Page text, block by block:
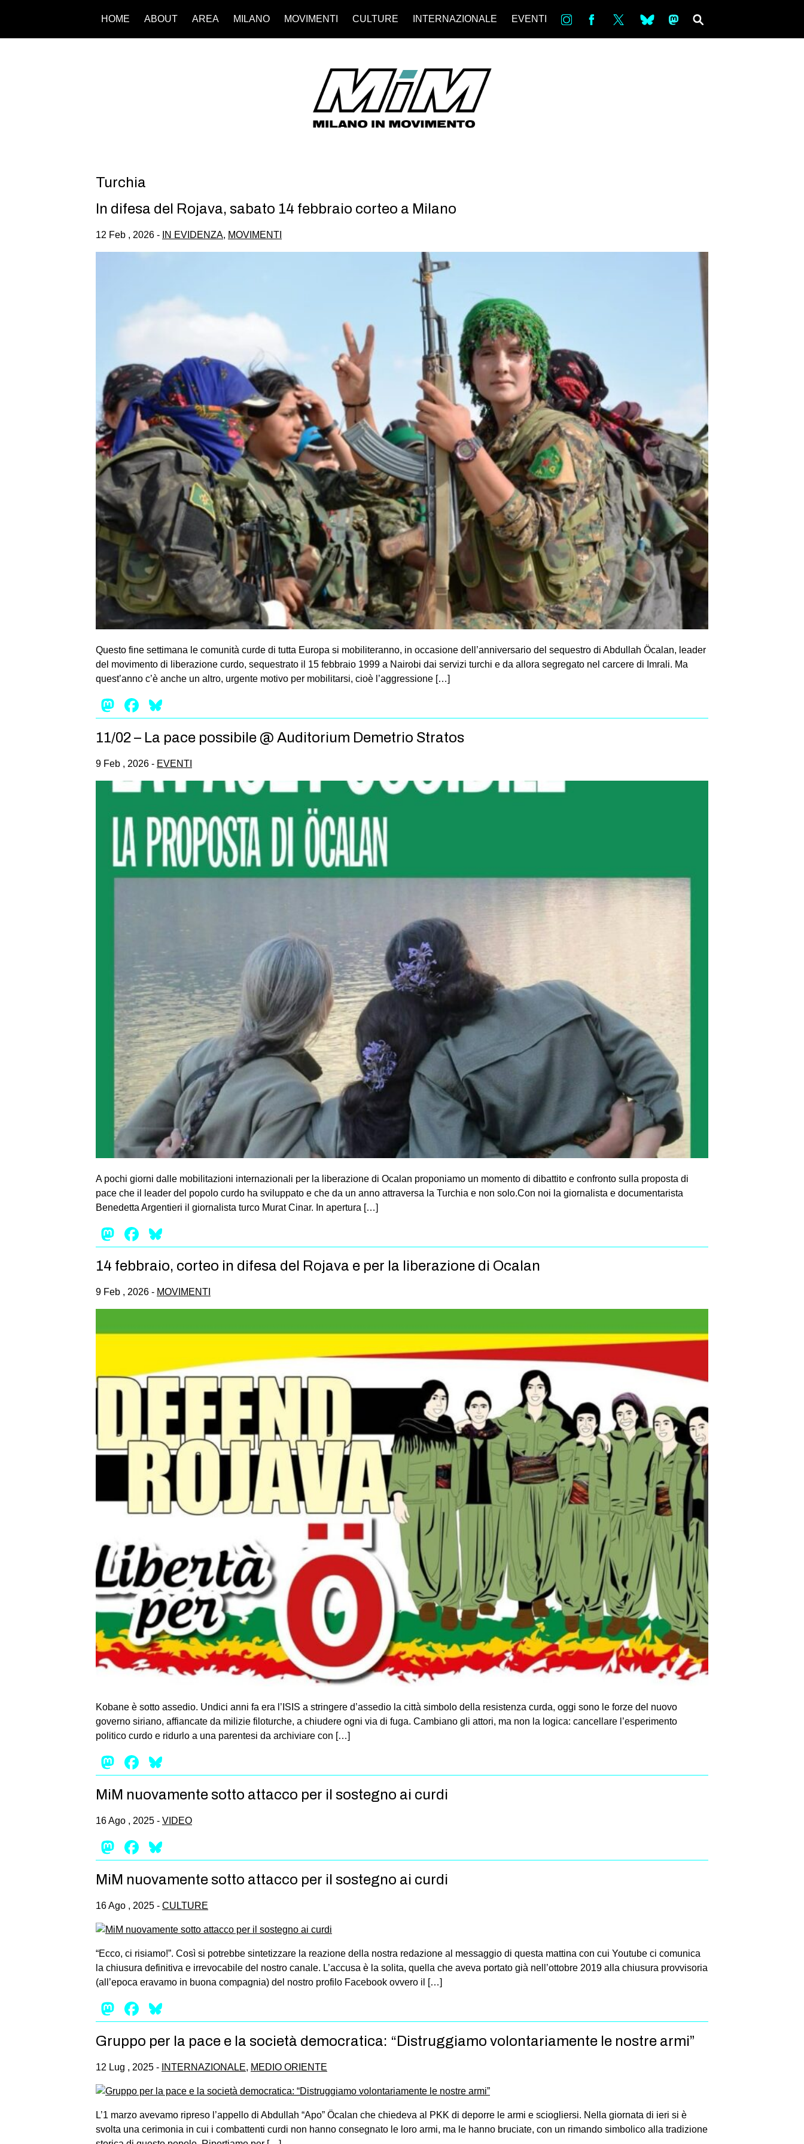
HOME ABOUT AREA MILANO MOVIMENTI CULTURE INTERNAZIONALE EVENTI in bsky ms
Turchia
In difesa del Rojava, sabato 14 febbraio corteo a Milano
12 Feb , 2026 - IN EVIDENZA, MOVIMENTI
Questo fine settimana le comunità curde di tutta Europa si mobiliteranno, in occasione dell’anniversario del sequestro di Abdullah Öcalan, leader
del movimento di liberazione curdo, sequestrato il 15 febbraio 1999 a Nairobi dai servizi turchi e da allora segregato nel carcere di Imrali. Ma
quest’anno c’è anche un altro, urgente motivo per mobilitarsi, cioè l’aggressione […]
Mastodon
Facebook
11/02 – La pace possibile @ Auditorium Demetrio Stratos
9 Feb , 2026 - EVENTI
A pochi giorni dalle mobilitazioni internazionali per la liberazione di Ocalan proponiamo un momento di dibattito e confronto sulla proposta di
pace che il leader del popolo curdo ha sviluppato e che da un anno attraversa la Turchia e non solo.Con noi la giornalista e documentarista
Benedetta Argentieri il giornalista turco Murat Cinar. In apertura […]
Mastodon
Facebook
14 febbraio, corteo in difesa del Rojava e per la liberazione di Ocalan
9 Feb , 2026 - MOVIMENTI
Kobane è sotto assedio. Undici anni fa era l’ISIS a stringere d’assedio la città simbolo della resistenza curda, oggi sono le forze del nuovo
governo siriano, affiancate da milizie filoturche, a chiudere ogni via di fuga. Cambiano gli attori, ma non la logica: cancellare l’esperimento
politico curdo e ridurlo a una parentesi da archiviare con […]
Mastodon
Facebook
MiM nuovamente sotto attacco per il sostegno ai curdi
16 Ago , 2025 - VIDEO
Mastodon
Facebook
MiM nuovamente sotto attacco per il sostegno ai curdi
16 Ago , 2025 - CULTURE
“Ecco, ci risiamo!”. Così si potrebbe sintetizzare la reazione della nostra redazione al messaggio di questa mattina con cui Youtube ci comunica
la chiusura definitiva e irrevocabile del nostro canale. L’accusa è la solita, quella che aveva portato già nell’ottobre 2019 alla chiusura provvisoria
(all’epoca eravamo in buona compagnia) del nostro profilo Facebook ovvero il […]
Mastodon
Facebook
Gruppo per la pace e la società democratica: “Distruggiamo volontariamente le nostre armi”
12 Lug , 2025 - INTERNAZIONALE, MEDIO ORIENTE
L’1 marzo avevamo ripreso l’appello di Abdullah “Apo” Öcalan che chiedeva al PKK di deporre le armi e sciogliersi. Nella giornata di ieri si è
svolta una cerimonia in cui i combattenti curdi non hanno consegnato le loro armi, ma le hanno bruciate, con un rimando simbolico alla tradizione